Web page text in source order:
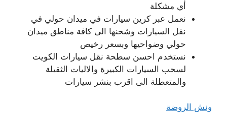
أي مشكلة
نعمل عبر كرين سيارات في ميدان حولي في
نقل السيارات وشحنها الى كافة مناطق ميدان
حولي وضواحيها وبسعر رخيص
نستخدم احسن سطحة نقل سيارات الكويت
لسحب السيارات الكبيرة والاليات الثقيلة
والمتعطلة الى اقرب بنشر سيارات
ونش الروضة